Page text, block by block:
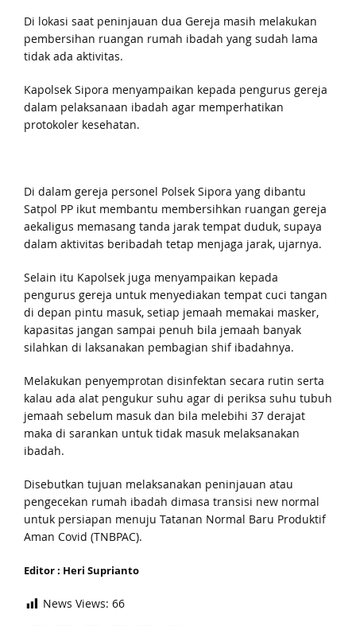
Di lokasi saat peninjauan dua Gereja masih melakukan
pembersihan ruangan rumah ibadah yang sudah lama
tidak ada aktivitas.
Kapolsek Sipora menyampaikan kepada pengurus gereja
dalam pelaksanaan ibadah agar memperhatikan
protokoler kesehatan.
Di dalam gereja personel Polsek Sipora yang dibantu
Satpol PP ikut membantu membersihkan ruangan gereja
aekaligus memasang tanda jarak tempat duduk, supaya
dalam aktivitas beribadah tetap menjaga jarak, ujarnya.
Selain itu Kapolsek juga menyampaikan kepada
pengurus gereja untuk menyediakan tempat cuci tangan
di depan pintu masuk, setiap jemaah memakai masker,
kapasitas jangan sampai penuh bila jemaah banyak
silahkan di laksanakan pembagian shif ibadahnya.
Melakukan penyemprotan disinfektan secara rutin serta
kalau ada alat pengukur suhu agar di periksa suhu tubuh
jemaah sebelum masuk dan bila melebihi 37 derajat
maka di sarankan untuk tidak masuk melaksanakan
ibadah.
Disebutkan tujuan melaksanakan peninjauan atau
pengecekan rumah ibadah dimasa transisi new normal
untuk persiapan menuju Tatanan Normal Baru Produktif
Aman Covid (TNBPAC).
Editor : Heri Suprianto
News Views: 66